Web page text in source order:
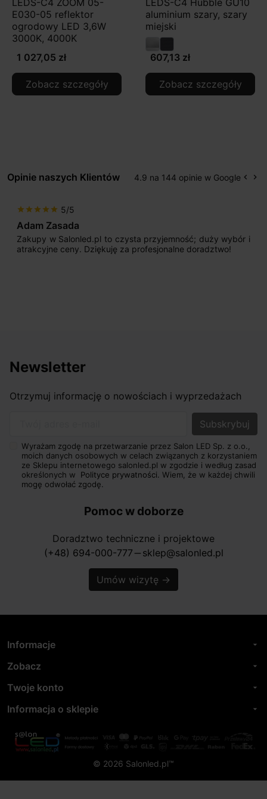
E030-05 reflektor
ogrodowy LED 3,6W
3000K, 4000K
1 027,05 zł
Zobacz szczegóły
aluminium szary, szary
miejski
607,13 zł
Zobacz szczegóły
Opinie naszych Klientów 4.9 na 144 opinie w Google keyboard_arrow_left keyboard_arrow_right
star star star star star 5/5
Adam Zasada
Zakupy w Salonled.pl to czysta przyjemność; duży wybór i
atrakcyjne ceny. Dziękuję za profesjonalne doradztwo!
Newsletter
Otrzymuj informację o nowościach i wyprzedażach
Wyrażam zgodę na przetwarzanie przez Salon LED Sp. z o.o.,
moich danych osobowych w celach związanych z korzystaniem
ze Sklepu internetowego salonled.pl w zgodzie i według zasad
określonych w Polityce prywatności. Wiem, że w każdej chwili
mogę odwołać zgodę.
Pomoc w doborze
Doradztwo techniczne i projektowe
(+48) 694-000-777 horizontal_rule sklep@salonled.pl
Umów wizytę →
Informacje arrow_drop_down
Zobacz arrow_drop_down
Twoje konto arrow_drop_down
Informacja o sklepie arrow_drop_down
© 2026 Salonled.pl™